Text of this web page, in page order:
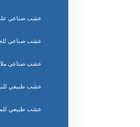
عشب صناعي
عشب صناعي
عشب صناعي
عشب طبيعي
عشب طبيعي